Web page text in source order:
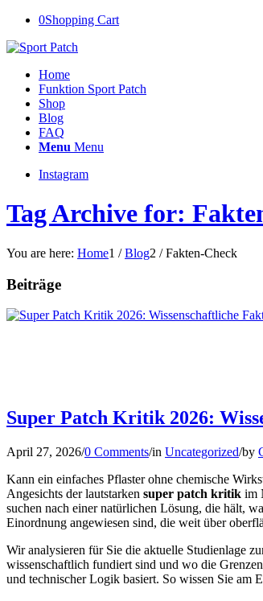
0Shopping Cart
Home
Funktion Sport Patch
Shop
Blog
FAQ
Menu Menu
Instagram
Tag Archive for:
You are here: Home1 / Blog2 / Fakten-Check
Beiträge
Super Patch Kritik 2026:
April 27, 2026/0 Comments/in Uncategorized/by
Kann ein einfaches Pflaster ohne chemische
Angesichts der lautstarken super patch kritik im
suchen nach einer natürlichen Lösung, die hält,
Einordnung angewiesen sind, die weit über
Wir analysieren für Sie die aktuelle Studienlage
wissenschaftlich fundiert sind und wo die
und technischer Logik basiert. So wissen Sie am